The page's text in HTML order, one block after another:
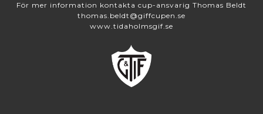
För mer information kontakta cup-ansvarig Thomas Beldt
thomas.beldt@giffcupen.se
www.tidaholmsgif.se